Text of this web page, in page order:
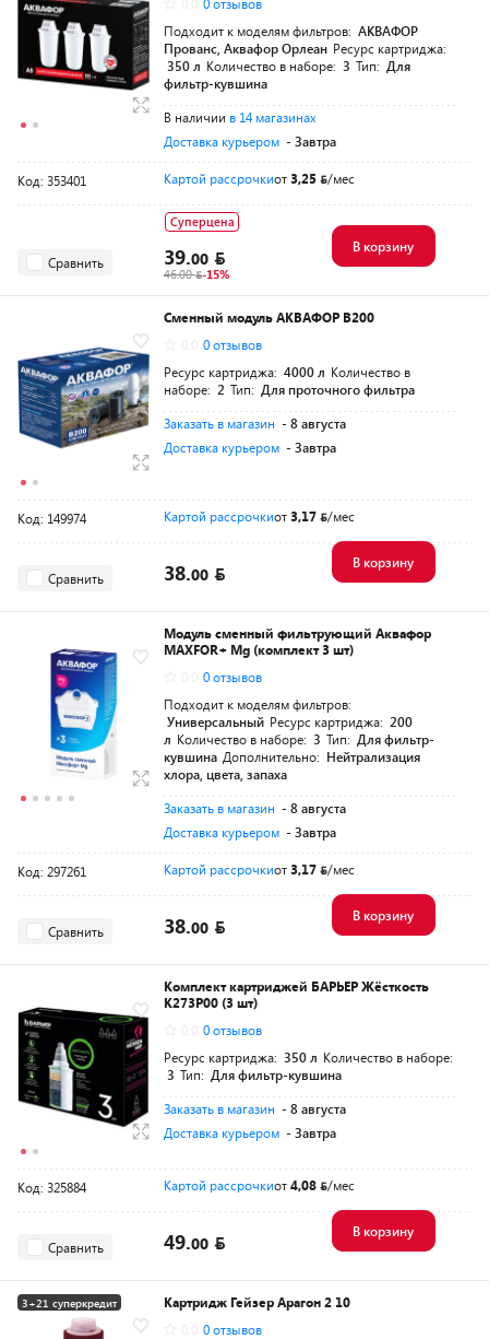
Подходит к моделям фильтров: АКВАФОР
Прованс, Аквафор Орлеан Ресурс картриджа:
350 л Количество в наборе: 3 Тип: Для
фильтр-кувшина
В наличии в 14 магазинах
Доставка курьером - Завтра
Код: 353401 Картой рассрочкиот3,25 /мес
Сравнить
Суперцена
39.00
46.00 -15%
В корзину
Сменный модуль АКВАФОР В200
0 отзывов
Ресурс картриджа: 4000 л Количество в
наборе: 2 Тип: Для проточного фильтра
Заказать в магазин - 8 августа
Доставка курьером - Завтра
Код: 149974 Картой рассрочкиот3,17 /мес
Сравнить 38.00
В корзину
Модуль сменный фильтрующий Аквафор
MAXFOR+ Mg (комплект 3 шт)
0 отзывов
Подходит к моделям фильтров:
Универсальный Ресурс картриджа: 200
л Количество в наборе: 3 Тип: Для фильтр-
кувшина Дополнительно: Нейтрализация
хлора, цвета, запаха
Заказать в магазин - 8 августа
Доставка курьером - Завтра
Код: 297261 Картой рассрочкиот3,17 /мес
Сравнить 38.00
В корзину
Комплект картриджей БАРЬЕР Жёсткость
К273Р00 (3 шт)
0 отзывов
Ресурс картриджа: 350 л Количество в наборе:
3 Тип: Для фильтр-кувшина
Заказать в магазин - 8 августа
Доставка курьером - Завтра
Код: 325884 Картой рассрочкиот4,08 /мес
Сравнить 49.00
В корзину
3+21 суперкредит
Картридж Гейзер Арагон 2 10
0 отзывов